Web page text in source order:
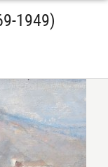
1949)